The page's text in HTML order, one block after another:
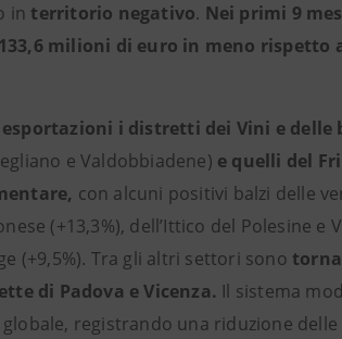
in territorio negativo. Nei primi 9
milioni di euro in meno rispetto
i distretti dei Vini e delle
e Valdobbiadene) e quelli del
con alcuni positivi balzi delle
(+13,3%), dell’Ittico del Polesine e
(+9,5%). Tra gli altri settori sono
di Padova e Vicenza. Il sistema
registrando una riduzione delle